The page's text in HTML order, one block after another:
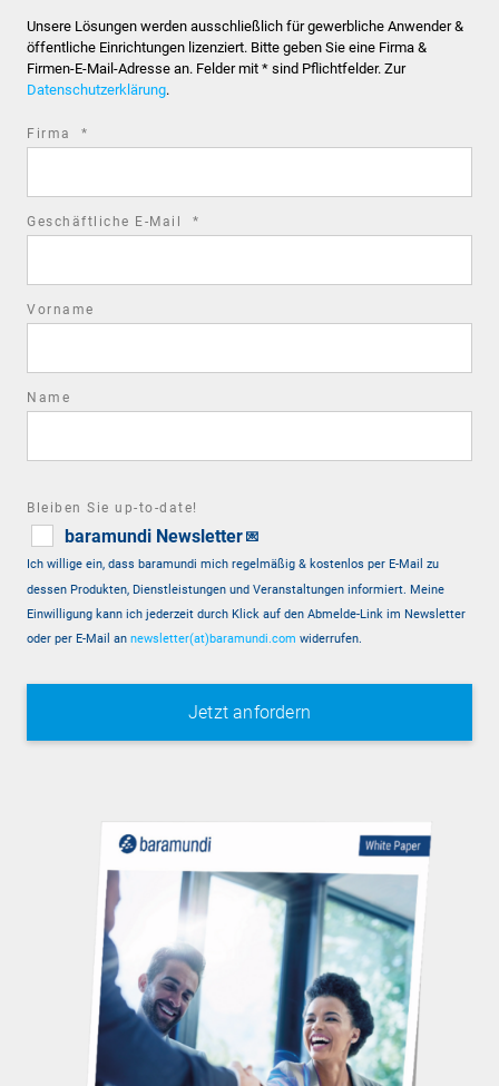
Unsere Lösungen werden ausschließlich für gewerbliche Anwender &
öffentliche Einrichtungen lizenziert. Bitte geben Sie eine Firma &
Firmen-E-Mail-Adresse an. Felder mit * sind Pflichtfelder. Zur
Datenschutzerklärung.
Firma *
Geschäftliche E-Mail *
Vorname
Name
Bleiben Sie up-to-date!
baramundi Newsletter 💌
Ich willige ein, dass baramundi mich regelmäßig & kostenlos per E-Mail zu
dessen Produkten, Dienstleistungen und Veranstaltungen informiert. Meine
Einwilligung kann ich jederzeit durch Klick auf den Abmelde-Link im Newsletter
oder per E-Mail an newsletter(at)baramundi.com widerrufen.